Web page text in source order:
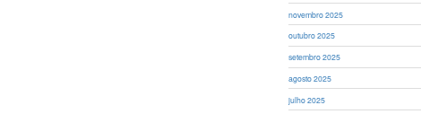
novembro 2025
outubro 2025
setembro 2025
agosto 2025
julho 2025